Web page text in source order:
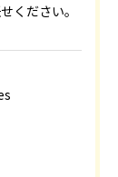
ください。